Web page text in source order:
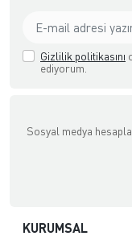
Gizlilik politikasını
ediyorum.
Sosyal medya
KURUMSAL